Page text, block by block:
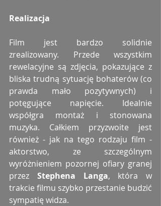
Realizacja
Film jest bardzo solidnie
zrealizowany. Przede wszystkim
rewelacyjne są zdjęcia, pokazujące z
bliska trudną sytuację bohaterów (co
prawda mało pozytywnych) i
potęgujące napięcie. Idealnie
współgra montaż i stonowana
muzyka. Całkiem przyzwoite jest
również - jak na tego rodzaju film -
aktorstwo, ze szczególnym
wyróżnieniem pozornej ofiary granej
przez Stephena Langa, która w
trakcie filmu szybko przestanie budzić
sympatię widza.